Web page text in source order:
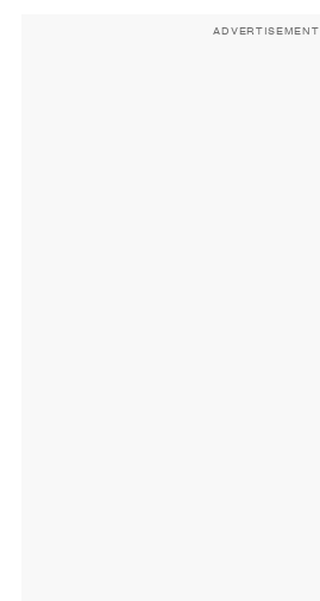
ADVERTISEMENT